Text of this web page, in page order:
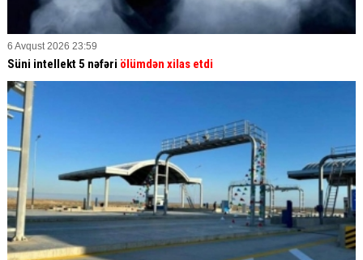
6 Avqust 2026 23:59
Süni intellekt 5 nəfəri ölümdən xilas etdi